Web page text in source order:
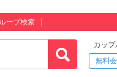
ープ検索
カップ
無料